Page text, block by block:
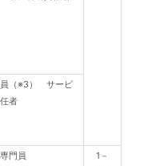
員（※3） サービ
者
門員
1－